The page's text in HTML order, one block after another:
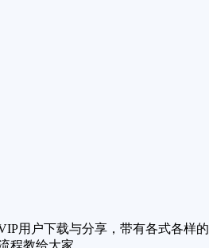
户下载与分享，带有各式各样的
程教给大家。